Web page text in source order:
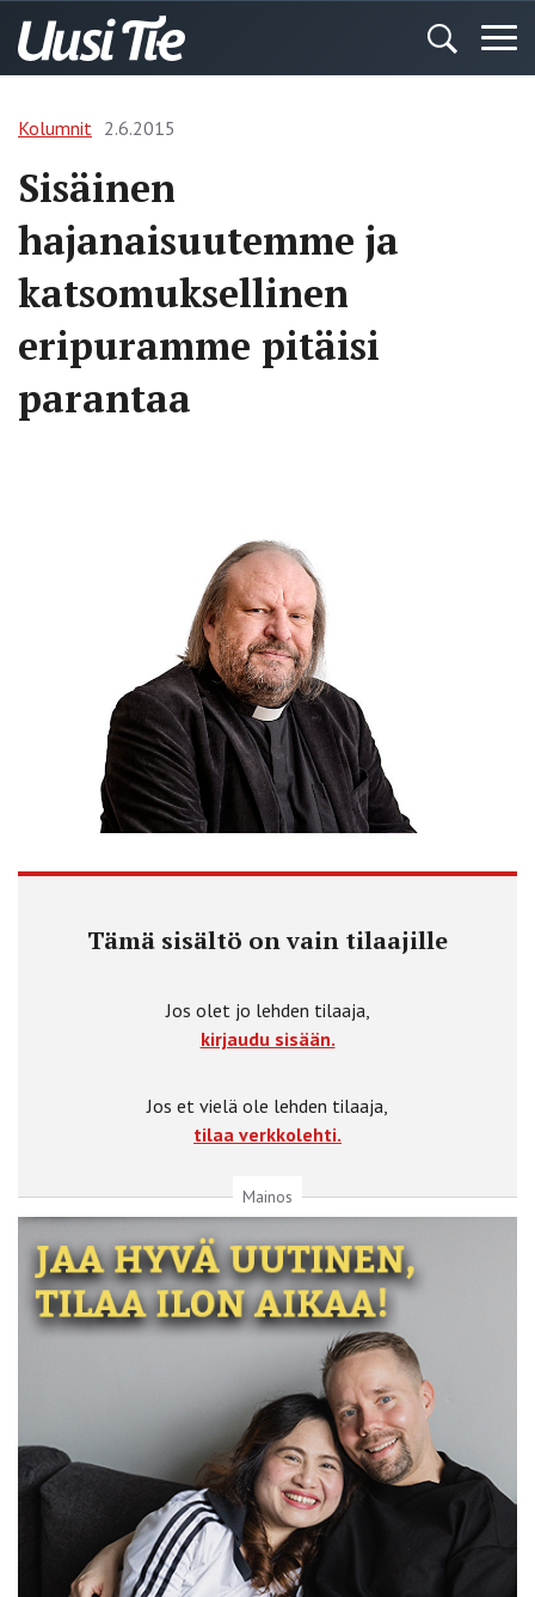
Kolumnit 2.6.2015
Sisäinen
hajanaisuutemme ja
katsomuksellinen
eripuramme pitäisi
parantaa
Tämä sisältö on vain tilaajille
Jos olet jo lehden tilaaja,
kirjaudu sisään.
Jos et vielä ole lehden tilaaja,
tilaa verkkolehti.
Mainos